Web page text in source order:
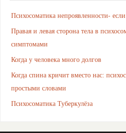
Психосоматика непроявленности-
Правая и левая сторона тела в
симптомами
Когда у человека много долгов
Когда спина кричит вместо нас:
простыми словами
Психосоматика Туберкулёза